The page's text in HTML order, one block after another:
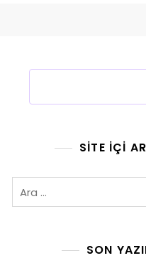
SITE İÇI
SON